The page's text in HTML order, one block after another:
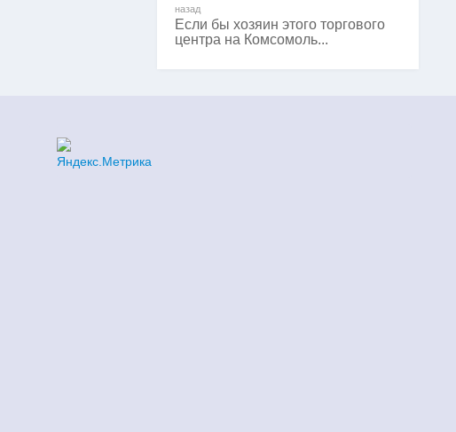
назад
Если бы хозяин этого торгового
центра на Комсомоль...